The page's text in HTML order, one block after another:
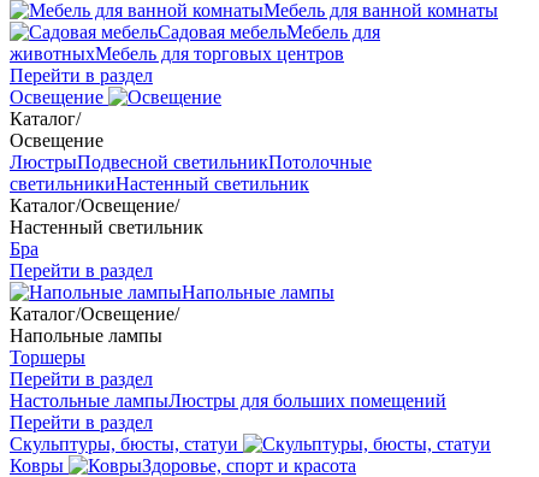
Мебель для ванной комнаты
Садовая мебельМебель для
животныхМебель для торговых центров
Перейти в раздел
Освещение
Каталог/
Освещение
ЛюстрыПодвесной светильникПотолочные
светильникиНастенный светильник
Каталог/Освещение/
Настенный светильник
Бра
Перейти в раздел
Напольные лампы
Каталог/Освещение/
Напольные лампы
Торшеры
Перейти в раздел
Настольные лампыЛюстры для больших помещений
Перейти в раздел
Скульптуры, бюсты, статуи
Ковры
Здоровье, спорт и красота